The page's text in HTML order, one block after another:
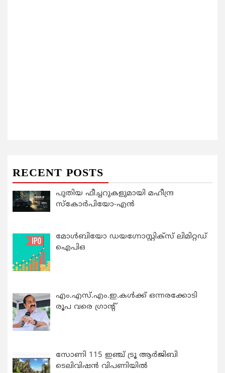
RECENT POSTS
പുതിയ ഫീച്ചറുകളുമായി മഹീന്ദ്ര
സ്കോർപിയോ-എൻ
മോൾബിയോ ഡയഗ്നോസ്റ്റിക്സ് ലിമിറ്റഡ്
ഐപിഒ
എം.എസ്.എം.ഇ.കൾക്ക് ഒന്നരക്കോടി
രൂപ വരെ ഗ്രാന്റ്
സോണി 115 ഇഞ്ച് ട്രൂ ആർജിബി
ടെലിവിഷൻ വിപണിയിൽ